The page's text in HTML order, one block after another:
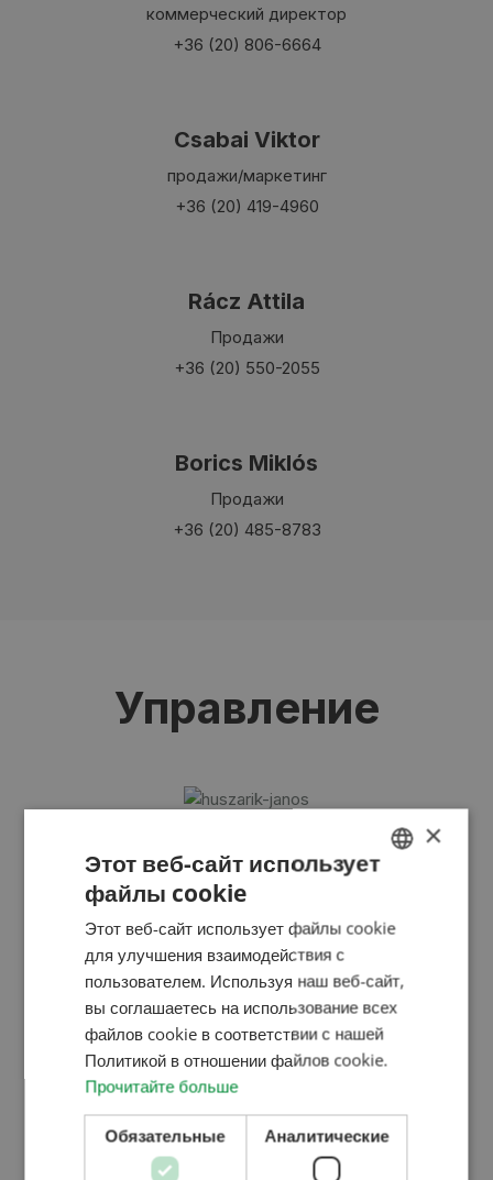
коммерческий директор
+36 (20) 806-6664
Csabai Viktor
продажи/маркетинг
+36 (20) 419-4960
Rácz Attila
Продажи
+36 (20) 550-2055
Borics Miklós
Продажи
+36 (20) 485-8783
Управление
предложение
Sinkó Zoltán
проекты
Szappanos József
планирование
ENGLISH
CROATIAN
RUSSIAN
×
Этот веб-сайт использует
файлы cookie
Этот веб-сайт использует файлы cookie
для улучшения взаимодействия с
пользователем. Используя наш веб-сайт,
вы соглашаетесь на использование всех
файлов cookie в соответствии с нашей
Политикой в ​​отношении файлов cookie.
Прочитайте больше
Обязательные Аналитические